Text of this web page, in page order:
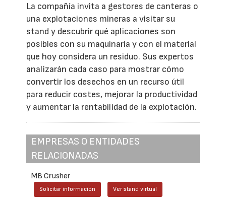
La compañía invita a gestores de canteras o
una explotaciones mineras a visitar su
stand y descubrir qué aplicaciones son
posibles con su maquinaria y con el material
que hoy considera un residuo. Sus expertos
analizarán cada caso para mostrar cómo
convertir los desechos en un recurso útil
para reducir costes, mejorar la productividad
y aumentar la rentabilidad de la explotación.
EMPRESAS O ENTIDADES
RELACIONADAS
MB Crusher
Solicitar información Ver stand virtual